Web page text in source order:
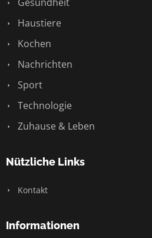
Haustiere
Kochen
Nachrichten
Sport
Technologie
Zuhause & Leben
Nützliche Links
Kontakt
Informationen